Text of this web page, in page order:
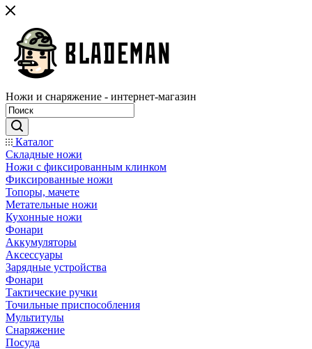
Ножи и снаряжение - интернет-магазин
Каталог
Складные ножи
Ножи с фиксированным клинком
Фиксированные ножи
Топоры, мачете
Метательные ножи
Кухонные ножи
Фонари
Аккумуляторы
Аксессуары
Зарядные устройства
Фонари
Тактические ручки
Точильные приспособления
Мультитулы
Снаряжение
Посуда